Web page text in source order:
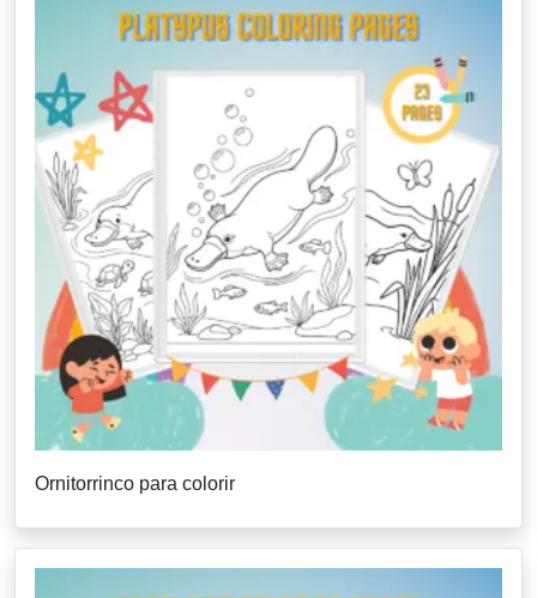
Ornitorrinco para colorir